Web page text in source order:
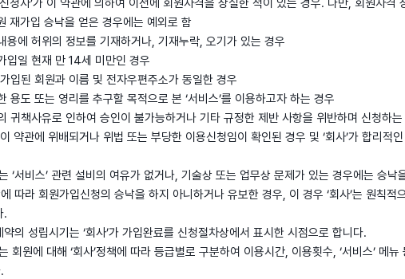
청자’가 이 약관에 의하여 이전에 회원자격을 상실한 적이 있는 경우. 다만, 회원자격
재가입 승낙을 얻은 경우에는 예외로 함
용에 허위의 정보를 기재하거나, 기재누락, 오기가 있는 경우
입일 현재 만 14세 미만인 경우
입된 회원과 이름 및 전자우편주소가 동일한 경우
용도 또는 영리를 추구할 목적으로 본 ‘서비스’를 이용하고자 하는 경우
귀책사유로 인하여 승인이 불가능하거나 기타 규정한 제반 사항을 위반하며 신청하는
약관에 위배되거나 위법 또는 부당한 이용신청임이 확인된 경우 및 ‘회사’가 합리적
는 ‘서비스’ 관련 설비의 여유가 없거나, 기술상 또는 업무상 문제가 있는 경우에는 승낙
따라 회원가입신청의 승낙을 하지 아니하거나 유보한 경우, 이 경우 ‘회사’는 원칙적
.
의 성립시기는 ‘회사’가 가입완료를 신청절차상에서 표시한 시점으로 합니다.
회원에 대해 ‘회사’정책에 따라 등급별로 구분하여 이용시간, 이용횟수, ‘서비스’ 메